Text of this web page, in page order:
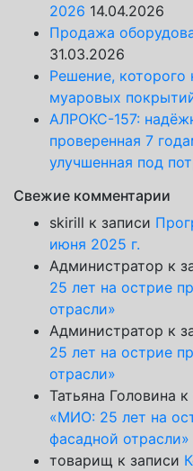
2026 14.04.2026
Продажа
31.03.2026
Решение, которого
муаровых
АЛРОКС-157:
проверенная 7
улучшенная под
Свежие комментарии
skirill к записи
июня 2025 г.
Администратор к
25 лет на острие
отрасли»
Администратор к
25 лет на острие
отрасли»
Татьяна Головина к
«МИО: 25 лет на
фасадной отрасли»
товарищ к записи